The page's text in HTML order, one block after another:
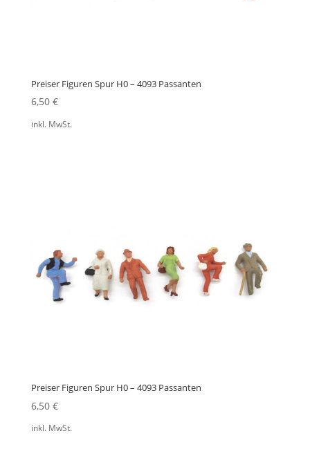
Preiser Figuren Spur H0 – 4093 Passanten
6,50 €
inkl. MwSt.
Preiser Figuren Spur H0 – 4093 Passanten
6,50 €
inkl. MwSt.